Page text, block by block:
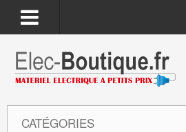
CATÉGORIES